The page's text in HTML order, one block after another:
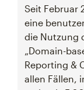
Seit Februar
eine
die Nutzung
„Domain-
Reporting &
allen Fällen,